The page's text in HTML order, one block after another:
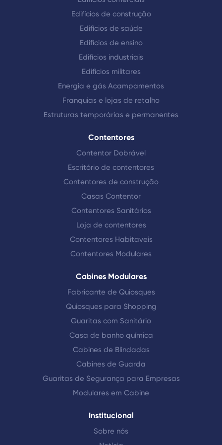
Edifícios de construção
Edifícios de saúde
Edifícios de ensino
Edifícios industriais
Edifícios militares
Energia e gás Acampamentos
Franquias e lojas de retalho
Estruturas temporárias e permanentes
Contentores
Contentor Dobrável
Escritório de contentores
Contentores de construção
Casas Contentor
Contentores Sanitários
Loja de contentores
Contentores Habitaveis
Contentores Modulares
Cabines Modulares
Fabricante de Quiosques
Quiosques para Shopping
Guaritas com Sanitário
Casa de banho química
Cabines de Blindadas
Cabines de Guarda
Guaritas de Segurança para Empresas
Modulares em Cabine
Institucional
Sobre nós